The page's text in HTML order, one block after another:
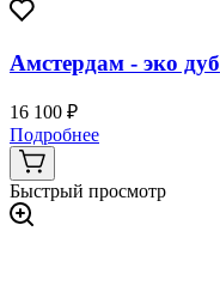
Амстердам - эко дуб
16 100 ₽
Подробнее
Быстрый просмотр